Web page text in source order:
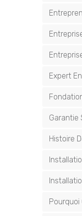
Expert
Garantie
Histoire
Pourquoi